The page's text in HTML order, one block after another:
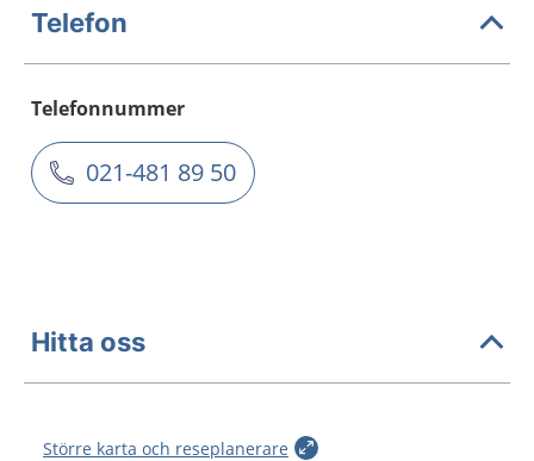
Telefon
Telefonnummer
021-481 89 50
Hitta oss
Större karta och reseplanerare